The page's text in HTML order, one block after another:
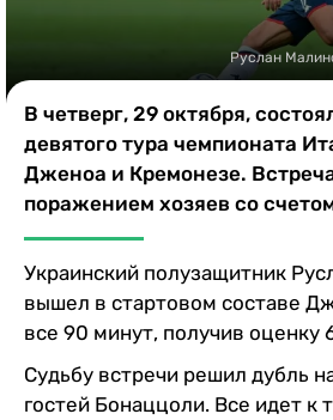
Руслан
В четверг, 29 октября,
девятого тура чемпионата
Дженоа и Кремонезе.
поражением хозяев со
Украинский полузащитник
вышел в стартовом составе
все 90 минут, получив оценку
Судьбу встречи решил дубль
гостей Бонаццоли. Все идет к